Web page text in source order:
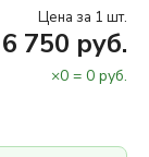
Цена за 1 шт.
6 750 руб.
×0 = 0 руб.